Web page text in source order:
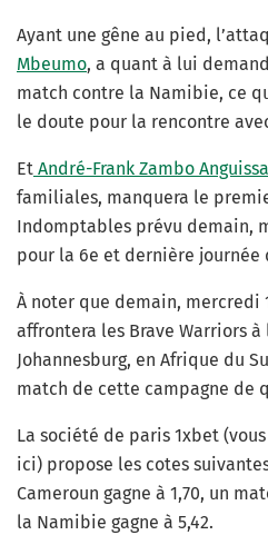
Ayant une gêne au pied,
Mbeumo, a quant à lui
match contre la Namibie, ce
le doute pour la rencontre
Et André-Frank Zambo Anguissa
familiales, manquera le
Indomptables prévu demain,
pour la 6e et dernière journée
À noter que demain, mercredi
affrontera les Brave Warriors
Johannesburg, en Afrique du
match de cette campagne de
La société de paris 1xbet
ici) propose les cotes
Cameroun gagne à 1,70, un
la Namibie gagne à 5,42.